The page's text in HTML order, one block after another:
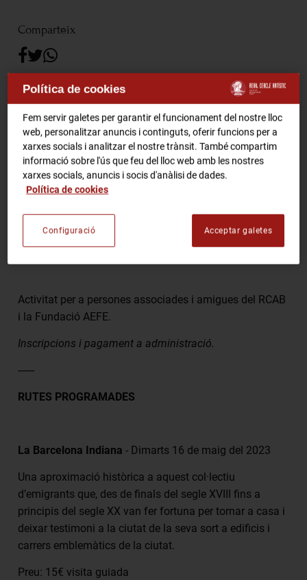
RCA Radio
RCA TV
Gastronomic Experience 360º
Entrades Esdeveniments
CA ES
Comparteix
L’any 1614, la publicació del conegut com El Quixot
d’Avellaneda o El Quixot apòcrif ho va canviar tot.
Aleshores Miguel de Cervantes va prendre una decisió
clau: convertir la ciutat de Barcelona en l’escenari final
de l’aventura del seu personatge més universal.
Opcio “B”Dijous 20 de Abril, hora 11:45
Activitat per a persones associades i amigues del RCAB
i la Fundació AEFE.
Inscripcions i pagament a administració.
------
RUTES PROGRAMADES
La Barcelona Indiana - Dimarts 16 de maig del 2023
Una aproximació històrica a aquest col·lectiu
d’emigrants que, des de finals del segle XVIII fins a
principis del segle XX van fer fortuna per tornar a casa i
deixar testimoni a la ciutat de la seva sort a edificis i
carrers emblemàtics de la ciutat.
Preu: 15€ visita guiada
Política de cookies
Fem servir galetes per garantir el funcionament del nostre lloc
web, personalitzar anuncis i continguts, oferir funcions per a
xarxes socials i analitzar el nostre trànsit. També compartim
informació sobre l'ús que feu del lloc web amb les nostres
xarxes socials, anuncis i socis d'anàlisi de dades.
Política de cookies
Acceptar galetes
Configuració